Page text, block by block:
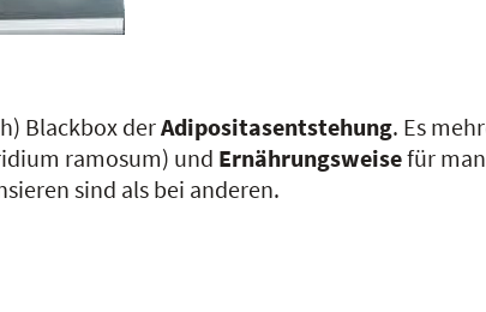
Blackbox derAdipositasentstehung. Es
ramosum) und Ernährungsweisefür
sind als bei anderen.